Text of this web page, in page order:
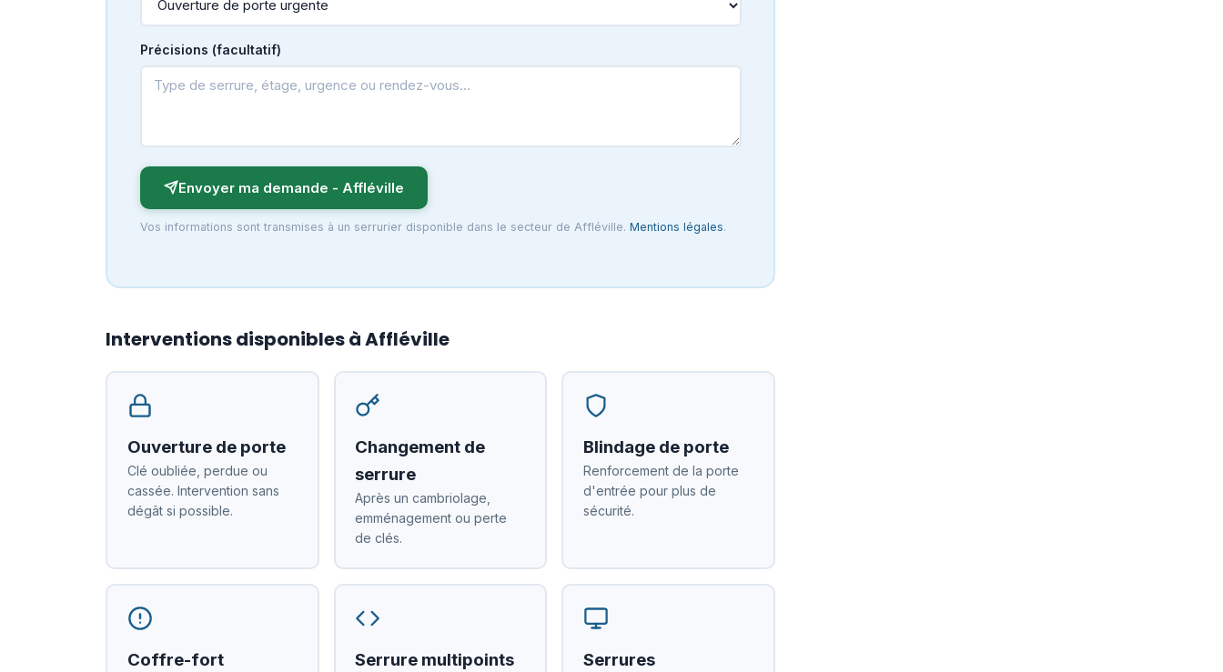
Précisions (facultatif)
Envoyer ma demande - Affléville
Vos informations sont transmises à un serrurier disponible dans le secteur de Affléville. Mentions légales.
Interventions disponibles à Affléville
Ouverture de porte
Clé oubliée, perdue ou
cassée. Intervention sans
dégât si possible.
Changement de
serrure
Après un cambriolage,
emménagement ou perte
de clés.
Blindage de porte
Renforcement de la porte
d'entrée pour plus de
sécurité.
Coffre-fort Serrure multipoints
Serrures